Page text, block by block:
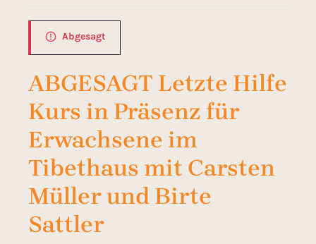
Abgesagt
ABGESAGT Letzte Hilfe
Kurs in Präsenz für
Erwachsene im
Tibethaus mit Carsten
Müller und Birte
Sattler